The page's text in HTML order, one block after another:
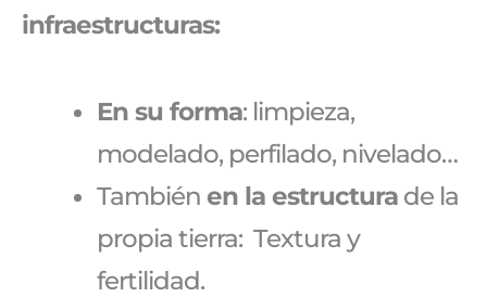
infraestructuras:
En su forma: limpieza,
modelado, perfilado, nivelado…
También en la estructura de la
propia tierra: Textura y
fertilidad.